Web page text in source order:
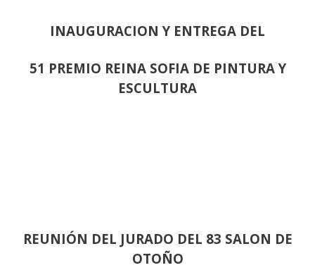
INAUGURACION Y ENTREGA DEL
51 PREMIO REINA SOFIA DE PINTURA Y
ESCULTURA
REUNIÓN DEL JURADO DEL 83 SALON DE
OTOÑO